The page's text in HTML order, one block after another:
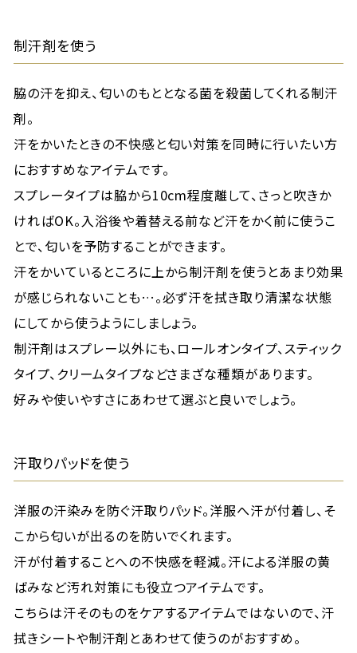
制汗剤を使う
脇の汗を抑え、匂いのもととなる菌を殺菌してくれる制汗
剤。
汗をかいたときの不快感と匂い対策を同時に行いたい方
におすすめなアイテムです。
スプレータイプは脇から10cm程度離して、さっと吹きか
ければOK。入浴後や着替える前など汗をかく前に使うこ
とで、匂いを予防することができます。
汗をかいているところに上から制汗剤を使うとあまり効果
が感じられないことも…。必ず汗を拭き取り清潔な状態
にしてから使うようにしましょう。
制汗剤はスプレー以外にも、ロールオンタイプ、スティック
タイプ、クリームタイプなどさまざな種類があります。
好みや使いやすさにあわせて選ぶと良いでしょう。
汗取りパッドを使う
洋服の汗染みを防ぐ汗取りパッド。洋服へ汗が付着し、そ
こから匂いが出るのを防いでくれます。
汗が付着することへの不快感を軽減。汗による洋服の黄
ばみなど汚れ対策にも役立つアイテムです。
こちらは汗そのものをケアするアイテムではないので、汗
拭きシートや制汗剤とあわせて使うのがおすすめ。